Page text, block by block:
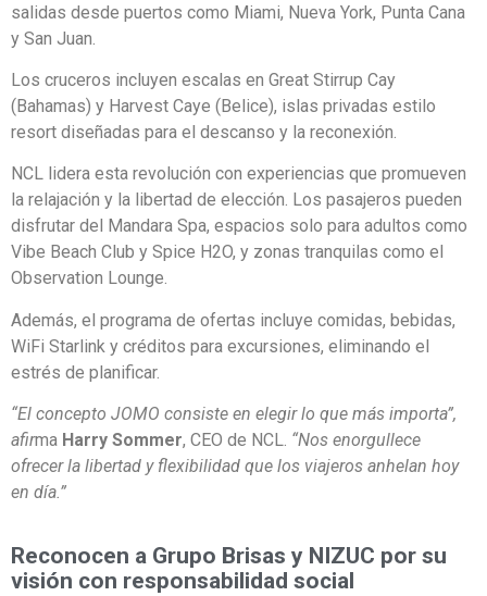
salidas desde puertos como Miami, Nueva York, Punta Cana
y San Juan.
Los cruceros incluyen escalas en Great Stirrup Cay
(Bahamas) y Harvest Caye (Belice), islas privadas estilo
resort diseñadas para el descanso y la reconexión.
NCL lidera esta revolución con experiencias que promueven
la relajación y la libertad de elección. Los pasajeros pueden
disfrutar del Mandara Spa, espacios solo para adultos como
Vibe Beach Club y Spice H2O, y zonas tranquilas como el
Observation Lounge.
Además, el programa de ofertas incluye comidas, bebidas,
WiFi Starlink y créditos para excursiones, eliminando el
estrés de planificar.
“El concepto JOMO consiste en elegir lo que más importa”,
afirma Harry Sommer, CEO de NCL. “Nos enorgullece
ofrecer la libertad y flexibilidad que los viajeros anhelan hoy
en día.”
Reconocen a Grupo Brisas y NIZUC por su
visión con responsabilidad social